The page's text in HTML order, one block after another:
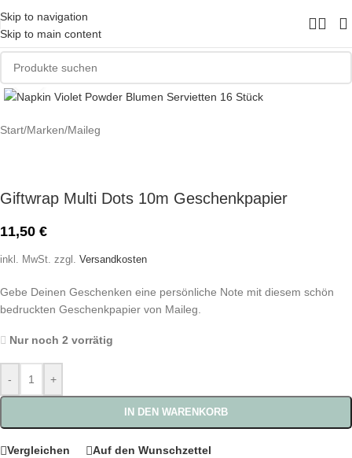
Skip to navigation
Skip to main content
Start/Marken/Maileg
Giftwrap Multi Dots 10m Geschenkpapier
11,50 €
inkl. MwSt. zzgl. Versandkosten
Gebe Deinen Geschenken eine persönliche Note mit diesem schön
bedruckten Geschenkpapier von Maileg.
Nur noch 2 vorrätig
- +
IN DEN WARENKORB
Vergleichen Auf den Wunschzettel